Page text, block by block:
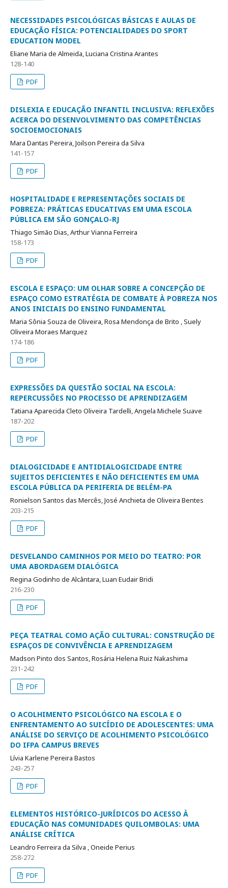
NECESSIDADES PSICOLÓGICAS BÁSICAS E AULAS DE
EDUCAÇÃO FÍSICA: POTENCIALIDADES DO SPORT
EDUCATION MODEL
Eliane Maria de Almeida, Luciana Cristina Arantes
128-140
PDF
DISLEXIA E EDUCAÇÃO INFANTIL INCLUSIVA: REFLEXÕES
ACERCA DO DESENVOLVIMENTO DAS COMPETÊNCIAS
SOCIOEMOCIONAIS
Mara Dantas Pereira, Joilson Pereira da Silva
141-157
PDF
HOSPITALIDADE E REPRESENTAÇÕES SOCIAIS DE
POBREZA: PRÁTICAS EDUCATIVAS EM UMA ESCOLA
PÚBLICA EM SÃO GONÇALO-RJ
Thiago Simão Dias, Arthur Vianna Ferreira
158-173
PDF
ESCOLA E ESPAÇO: UM OLHAR SOBRE A CONCEPÇÃO DE
ESPAÇO COMO ESTRATÉGIA DE COMBATE À POBREZA NOS
ANOS INICIAIS DO ENSINO FUNDAMENTAL
Maria Sônia Souza de Oliveira, Rosa Mendonça de Brito , Suely
Oliveira Moraes Marquez
174-186
PDF
EXPRESSÕES DA QUESTÃO SOCIAL NA ESCOLA:
REPERCUSSÕES NO PROCESSO DE APRENDIZAGEM
Tatiana Aparecida Cleto Oliveira Tardelli, Angela Michele Suave
187-202
PDF
DIALOGICIDADE E ANTIDIALOGICIDADE ENTRE
SUJEITOS DEFICIENTES E NÃO DEFICIENTES EM UMA
ESCOLA PÚBLICA DA PERIFERIA DE BELÉM-PA
Ronielson Santos das Mercês, José Anchieta de Oliveira Bentes
203-215
PDF
DESVELANDO CAMINHOS POR MEIO DO TEATRO: POR
UMA ABORDAGEM DIALÓGICA
Regina Godinho de Alcântara, Luan Eudair Bridi
216-230
PDF
PEÇA TEATRAL COMO AÇÃO CULTURAL: CONSTRUÇÃO DE
ESPAÇOS DE CONVIVÊNCIA E APRENDIZAGEM
Madson Pinto dos Santos, Rosária Helena Ruiz Nakashima
231-242
PDF
O ACOLHIMENTO PSICOLÓGICO NA ESCOLA E O
ENFRENTAMENTO AO SUICÍDIO DE ADOLESCENTES: UMA
ANÁLISE DO SERVIÇO DE ACOLHIMENTO PSICOLÓGICO
DO IFPA CAMPUS BREVES
Lívia Karlene Pereira Bastos
243-257
PDF
ELEMENTOS HISTÓRICO-JURÍDICOS DO ACESSO À
EDUCAÇÃO NAS COMUNIDADES QUILOMBOLAS: UMA
ANÁLISE CRÍTICA
Leandro Ferreira da Silva , Oneide Perius
258-272
PDF